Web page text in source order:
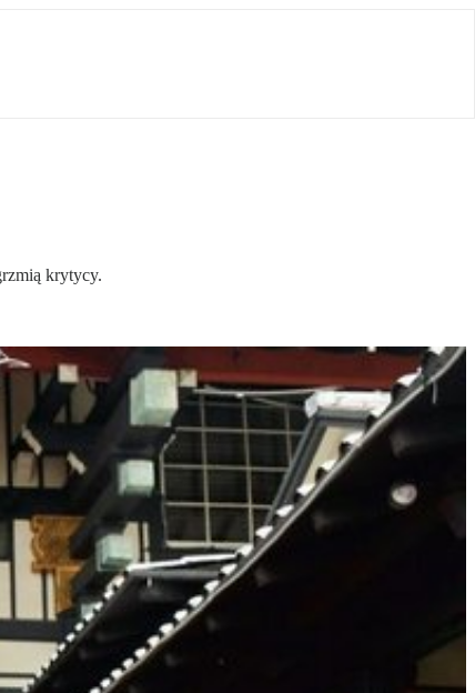
krytycy.